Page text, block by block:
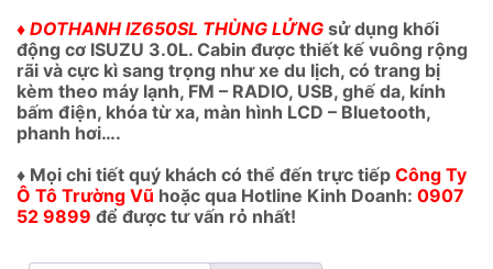
♦ DOTHANH IZ650SL THÙNG LỬNG sử dụng khối
động cơ ISUZU 3.0L. Cabin được thiết kế vuông rộng
rãi và cực kì sang trọng như xe du lịch, có trang bị
kèm theo máy lạnh, FM – RADIO, USB, ghế da, kính
bấm điện, khóa từ xa, màn hình LCD – Bluetooth,
phanh hơi….
♦ Mọi chi tiết quý khách có thể đến trực tiếp Công Ty
Ô Tô Trường Vũ hoặc qua Hotline Kinh Doanh: 0907
52 9899 để được tư vấn rỏ nhất!